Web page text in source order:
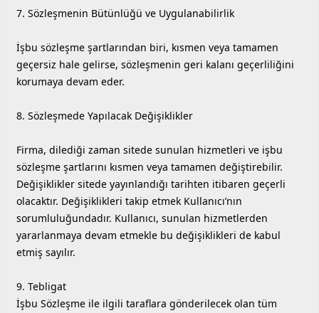
7. Sözleşmenin Bütünlüğü ve Uygulanabilirlik
İşbu sözleşme şartlarından biri, kısmen veya tamamen
geçersiz hale gelirse, sözleşmenin geri kalanı geçerliliğini
korumaya devam eder.
8. Sözleşmede Yapılacak Değişiklikler
Firma, dilediği zaman sitede sunulan hizmetleri ve işbu
sözleşme şartlarını kısmen veya tamamen değiştirebilir.
Değişiklikler sitede yayınlandığı tarihten itibaren geçerli
olacaktır. Değişiklikleri takip etmek Kullanıcı’nın
sorumluluğundadır. Kullanıcı, sunulan hizmetlerden
yararlanmaya devam etmekle bu değişiklikleri de kabul
etmiş sayılır.
9. Tebligat
İşbu Sözleşme ile ilgili taraflara gönderilecek olan tüm